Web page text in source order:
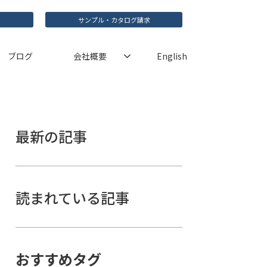
サンプル・カタログ請求
ブログ 会社概要 English
最新の記事
読まれている記事
おすすめタグ